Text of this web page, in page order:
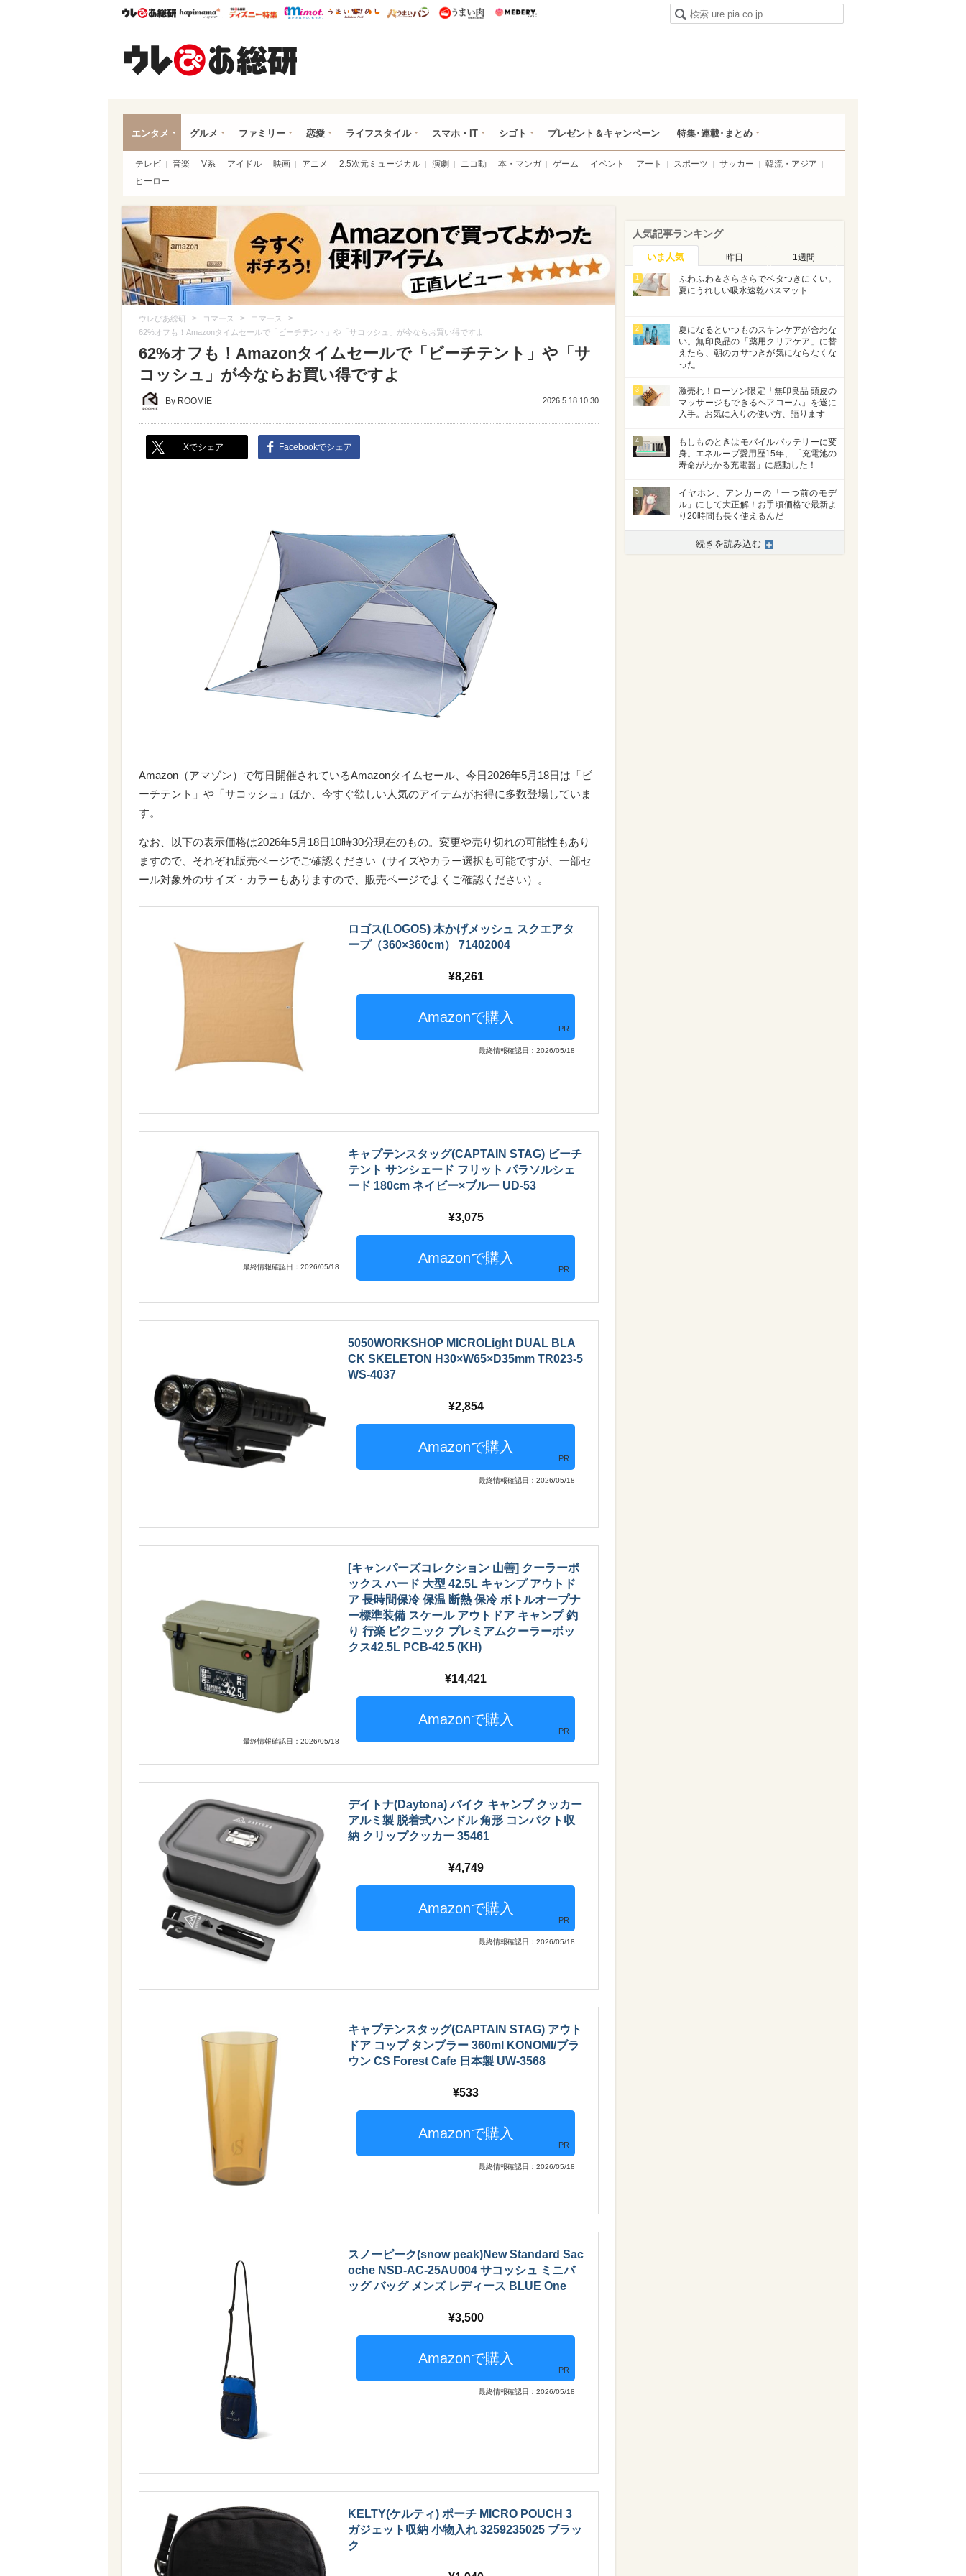
ウレぴあ総研ハピママ* ウレぴあ総研 ディズニー特集
mimot. うまいめし うまいパン うまい肉
エンタメ グルメ ファミリー 恋愛 ライフスタイル スマホ・IT シゴト プレゼント＆キャンペーン 特集･連載･まとめ
テレビ 音楽 V系 アイドル 映画 アニメ 2.5次元ミュージカル 演劇 ニコ動 本・マンガ ゲーム イベント アート スポーツ サッカー
韓流・アジア
ヒーロー
ウレぴあ総研 > コマース > コマース >
62%オフも！Amazonタイムセールで「ビーチテント」や「サコッシュ」が今ならお買い得ですよ
62%オフも！Amazonタイムセールで「ビーチテント」や「サ
コッシュ」が今ならお買い得ですよ
By ROOMIE 2026.5.18 10:30
Xでシェア Facebookでシェア
Amazon（アマゾン）で毎日開催されているAmazonタイムセール、今日2026年5月18日は「ビ
ーチテント」や「サコッシュ」ほか、今すぐ欲しい人気のアイテムがお得に多数登場していま
す。
なお、以下の表示価格は2026年5月18日10時30分現在のもの。変更や売り切れの可能性もあり
ますので、それぞれ販売ページでご確認ください（サイズやカラー選択も可能ですが、一部セ
ール対象外のサイズ・カラーもありますので、販売ページでよくご確認ください）。
ロゴス(LOGOS) 木かげメッシュ スクエアタ
ープ（360×360cm） 71402004
8,261
PR
最終情報確認日：2026/05/18
キャプテンスタッグ(CAPTAIN STAG) ビーチ
テント サンシェード フリット パラソルシェ
ード 180cm ネイビー×ブルー UD-53
3,075
PR
最終情報確認日：2026/05/18
5050WORKSHOP MICROLight DUAL BLA
CK SKELETON H30×W65×D35mm TR023-5
WS-4037
2,854
PR
最終情報確認日：2026/05/18
[キャンパーズコレクション 山善] クーラーボ
ックス ハード 大型 42.5L キャンプ アウトド
ア 長時間保冷 保温 断熱 保冷 ボトルオープナ
ー標準装備 スケール アウトドア キャンプ 釣
り 行楽 ピクニック プレミアムクーラーボッ
クス42.5L PCB-42.5 (KH)
14,421
PR
最終情報確認日：2026/05/18
デイトナ(Daytona) バイク キャンプ クッカー
アルミ製 脱着式ハンドル 角形 コンパクト収
納 クリップクッカー 35461
4,749
PR
最終情報確認日：2026/05/18
キャプテンスタッグ(CAPTAIN STAG) アウト
ドア コップ タンブラー 360ml KONOMI/ブラ
ウン CS Forest Cafe 日本製 UW-3568
533
PR
最終情報確認日：2026/05/18
スノーピーク(snow peak)New Standard Sac
oche NSD-AC-25AU004 サコッシュ ミニバ
ッグ バッグ メンズ レディース BLUE One
3,500
PR
最終情報確認日：2026/05/18
KELTY(ケルティ) ポーチ MICRO POUCH 3
ガジェット収納 小物入れ 3259235025 ブラッ
ク
人気記事ランキング
いま人気 昨日 1週間
1
ふわふわ＆さらさらでベタつきにくい。
夏にうれしい吸水速乾バスマット
2
夏になるといつものスキンケアが合わな
い。無印良品の「薬用クリアケア」に替
えたら、朝のカサつきが気にならなくな
った
3
激売れ！ローソン限定「無印良品 頭皮の
マッサージもできるヘアコーム」を遂に
入手。お気に入りの使い方、語ります
4
もしものときはモバイルバッテリーに変
身。エネループ愛用歴15年、「充電池の
寿命がわかる充電器」に感動した！
5
イヤホン、アンカーの「一つ前のモデ
ル」にして大正解！お手頃価格で最新よ
り20時間も長く使えるんだ
続きを読み込む